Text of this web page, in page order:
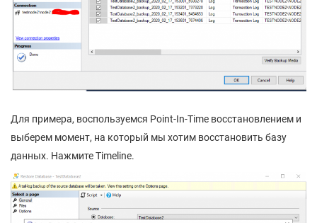
Для примера, воспользуемся Point-In-Time восстановлением и
выберем момент, на который мы хотим восстановить базу
данных. Нажмите Timeline.